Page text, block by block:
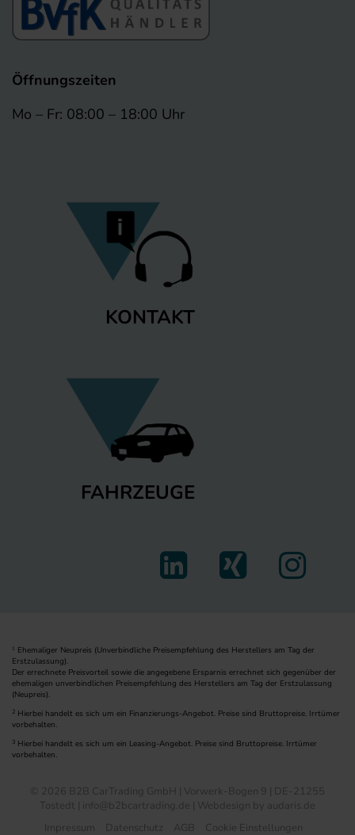
Öffnungszeiten
Mo – Fr: 08:00 – 18:00 Uhr
KONTAKT
FAHRZEUGE
1
Ehemaliger Neupreis (Unverbindliche Preisempfehlung des Herstellers am Tag der
Erstzulassung).
Der errechnete Preisvorteil sowie die angegebene Ersparnis errechnet sich gegenüber der
ehemaligen unverbindlichen Preisempfehlung des Herstellers am Tag der Erstzulassung
(Neupreis).
2 Hierbei handelt es sich um ein Finanzierungs-Angebot. Preise sind Bruttopreise. Irrtümer
vorbehalten.
3 Hierbei handelt es sich um ein Leasing-Angebot. Preise sind Bruttopreise. Irrtümer
vorbehalten.
© 2026 B2B CarTrading GmbH | Vorwerk-Bogen 9 | DE-21255
Tostedt | info@b2bcartrading.de | Webdesign by audaris.de
Impressum
Datenschutz AGB Cookie Einstellungen